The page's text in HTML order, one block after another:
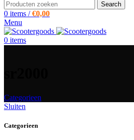
Search
0 items / €0,00
Menu
0 items
Categorieen
Sluiten
Categorieen